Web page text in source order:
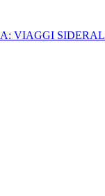
VIAGGI